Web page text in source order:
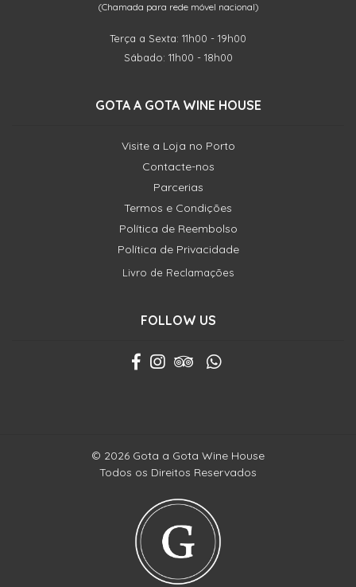
(Chamada para rede móvel nacional)
Terça a Sexta: 11h00 - 19h00
Sábado: 11h00 - 18h00
GOTA A GOTA WINE HOUSE
Visite a Loja no Porto
Contacte-nos
Parcerias
Termos e Condições
Política de Reembolso
Política de Privacidade
Livro de Reclamações
FOLLOW US
© 2026 Gota a Gota Wine House
Todos os Direitos Reservados